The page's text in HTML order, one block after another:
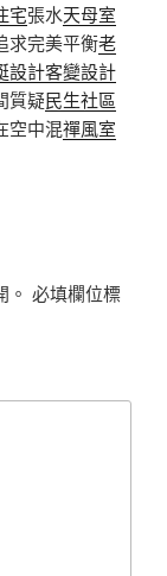
宅張水天母室
求完美平衡老
設計客變設計
質疑民生社區
空中混禪風室
必填欄位標